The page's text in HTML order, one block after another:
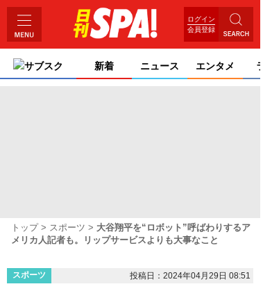
ログイン
会員登録
サブスク 新着 ニュース エンタメ
トップ スポーツ
大谷翔平を“ロボット”呼ばわりするア
メリカ人記者も。リップサービスよりも大事なこと
スポーツ 投稿日：2024年04月29日 08:51